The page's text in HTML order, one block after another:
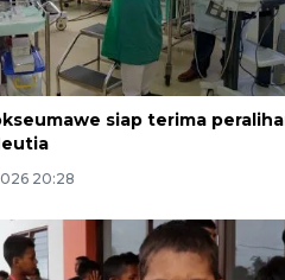
siap terima
20:28